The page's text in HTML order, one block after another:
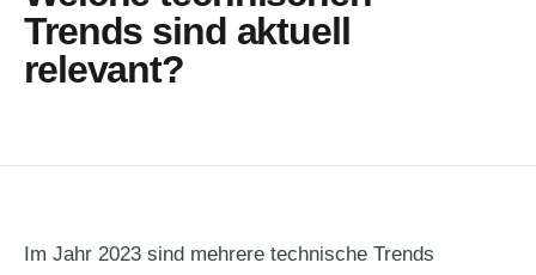
Trends sind aktuell
relevant?
Im Jahr 2023 sind mehrere technische Trends